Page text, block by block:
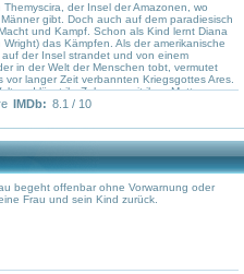
der Insel der Amazonen, wo
gibt. Doch auch auf dem paradiesisch
und Kampf. Schon als Kind lernt Diana
das Kämpfen. Als der amerikanische
der Insel strandet und von einem
in der Welt der Menschen tobt, vermutet
langer Zeit verbannten Kriegsgottes Ares.
und lässt ihr Zuhause mit ihrer Mutter,
hinter sich, um Ares dort zu suchen, wo
mit dem deutschen Heerführer General
dessen getreuer Wissenschaftlerin Dr. Maru
mit allen Mitteln für sich entscheiden
IMDb: 8.1 / 10
begeht offenbar ohne Vorwarnung oder
Frau und sein Kind zurück.